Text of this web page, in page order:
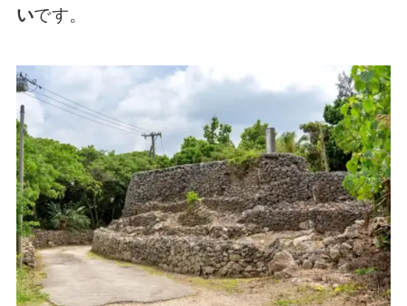
いです。